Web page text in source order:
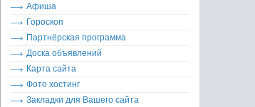
Афиша
Гороскоп
Партнёрская программа
Доска объявлений
Карта сайта
Фото хостинг
Закладки для Вашего сайта